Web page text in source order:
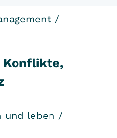
/
Konflikte,
und leben /